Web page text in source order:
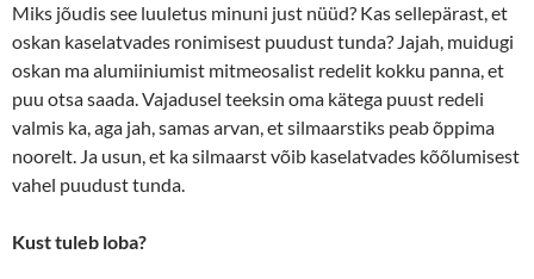
Miks jõudis see luuletus minuni just nüüd? Kas sellepärast, et
oskan kaselatvades ronimisest puudust tunda? Jajah, muidugi
oskan ma alumiiniumist mitmeosalist redelit kokku panna, et
puu otsa saada. Vajadusel teeksin oma kätega puust redeli
valmis ka, aga jah, samas arvan, et silmaarstiks peab õppima
noorelt. Ja usun, et ka silmaarst võib kaselatvades kõõlumisest
vahel puudust tunda.
Kust tuleb loba?